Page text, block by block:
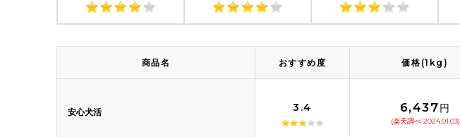
商品名 おすすめ度 価格(1kg)
安心犬活 3.4 6,437円
(楽天調べ 2024.01.03)